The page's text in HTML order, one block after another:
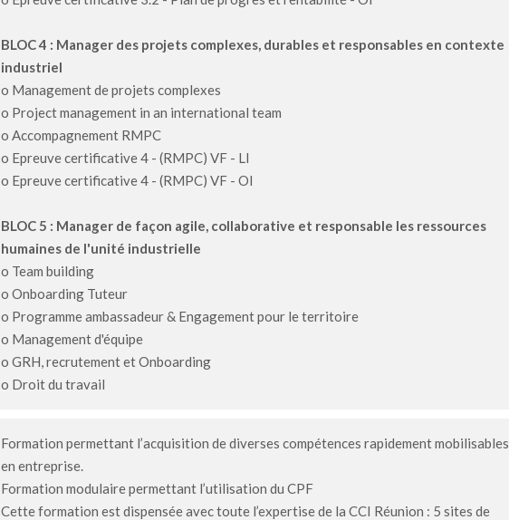
BLOC 4 : Manager des projets complexes, durables et responsables en contexte
industriel
o Management de projets complexes
o Project management in an international team
o Accompagnement RMPC
o Epreuve certificative 4 - (RMPC) VF - LI
o Epreuve certificative 4 - (RMPC) VF - OI
BLOC 5 : Manager de façon agile, collaborative et responsable les ressources
humaines de l'unité industrielle
o Team building
o Onboarding Tuteur
o Programme ambassadeur & Engagement pour le territoire
o Management d'équipe
o GRH, recrutement et Onboarding
o Droit du travail
Formation permettant l’acquisition de diverses compétences rapidement mobilisables
en entreprise.
Formation modulaire permettant l’utilisation du CPF
Cette formation est dispensée avec toute l’expertise de la CCI Réunion : 5 sites de
ÉCHANGER !